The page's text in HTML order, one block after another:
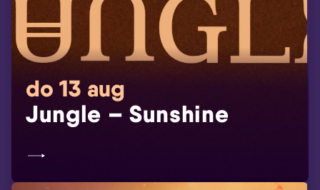
do 13 aug
Jungle – Sunshine